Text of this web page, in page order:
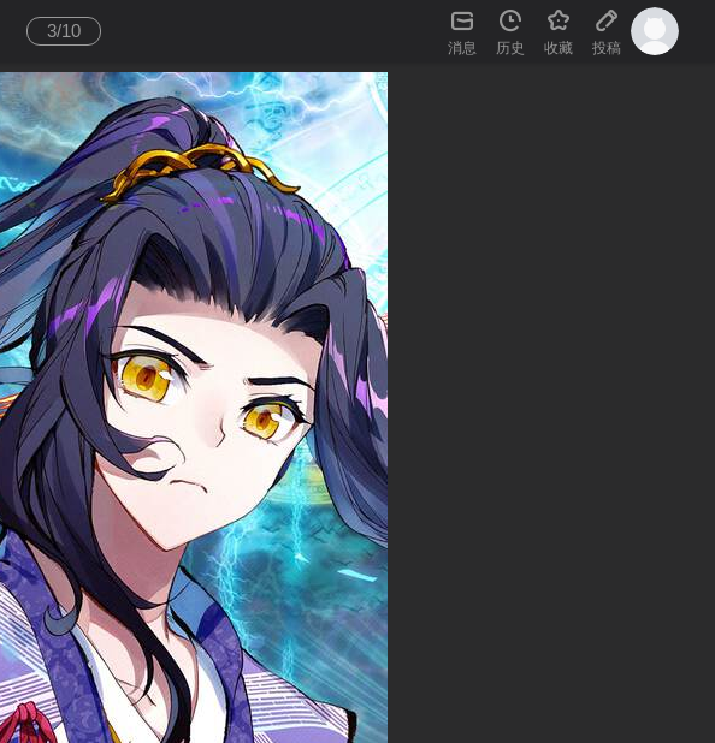
3/10
消息 历史 收藏 投稿